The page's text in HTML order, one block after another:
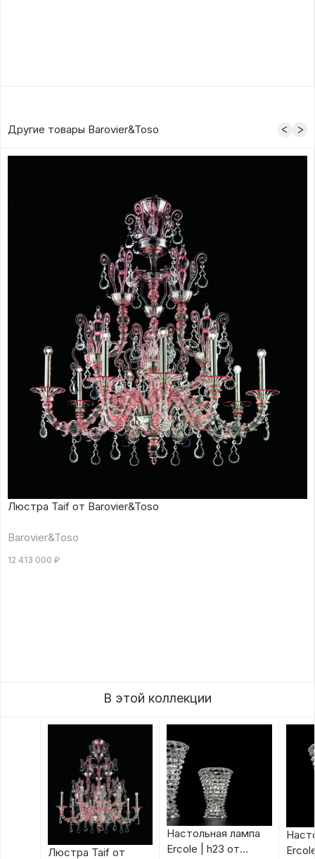
Другие товары Barovier&Toso
Люстра Taif от Barovier&Toso
Barovier&Toso
12 413 000 ₽
В этой коллекции
Люстра Taif от
Настольная лампа
Ercole | h23 от